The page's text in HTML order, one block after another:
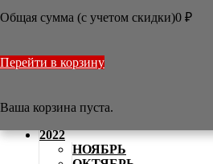
2024
АПРЕЛЬ
АВГУСТ
2022
НОЯБРЬ
Общая сумма (с учетом скидки)0 ₽
Перейти в корзину
Ваша корзина пуста.